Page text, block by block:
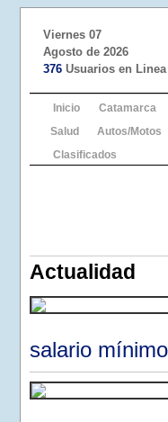
Viernes 07
Agosto de 2026
376 Usuarios en Linea
Inicio Catamarca
Salud
Autos/Motos
Clasificados
Actualidad
salario